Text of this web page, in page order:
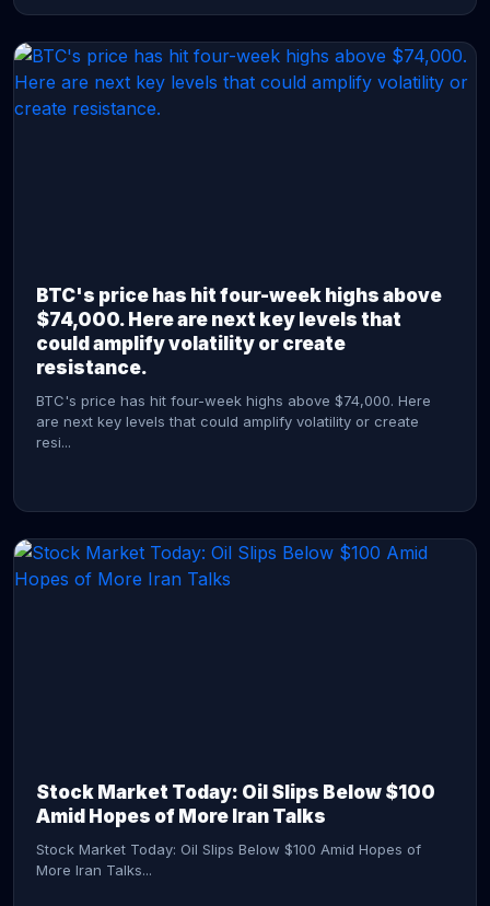
BTC's price has hit four-week highs above
$74,000. Here are next key levels that
could amplify volatility or create
resistance.
BTC's price has hit four-week highs above $74,000. Here
are next key levels that could amplify volatility or create
resi...
Stock Market Today: Oil Slips Below $100
Amid Hopes of More Iran Talks
Stock Market Today: Oil Slips Below $100 Amid Hopes of
More Iran Talks...